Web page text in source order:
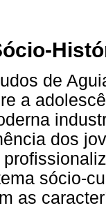
de
a
dos
sócio-
as